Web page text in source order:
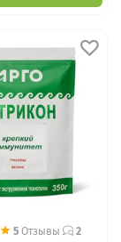
5 Отзывы 2